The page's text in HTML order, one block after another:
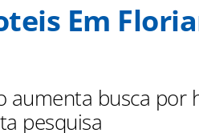
Em
aumenta busca por
pesquisa